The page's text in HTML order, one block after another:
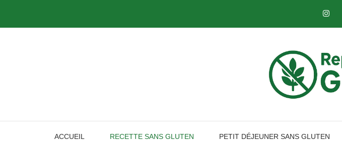
content
ACCUEIL RECETTE SANS GLUTEN PETIT DÉJEUNER SANS GLUTEN​